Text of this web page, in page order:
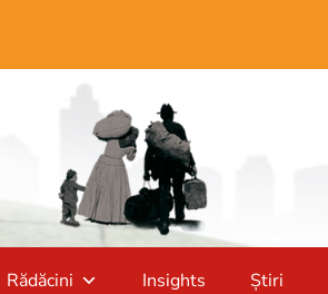
Rădăcini Insights Știri